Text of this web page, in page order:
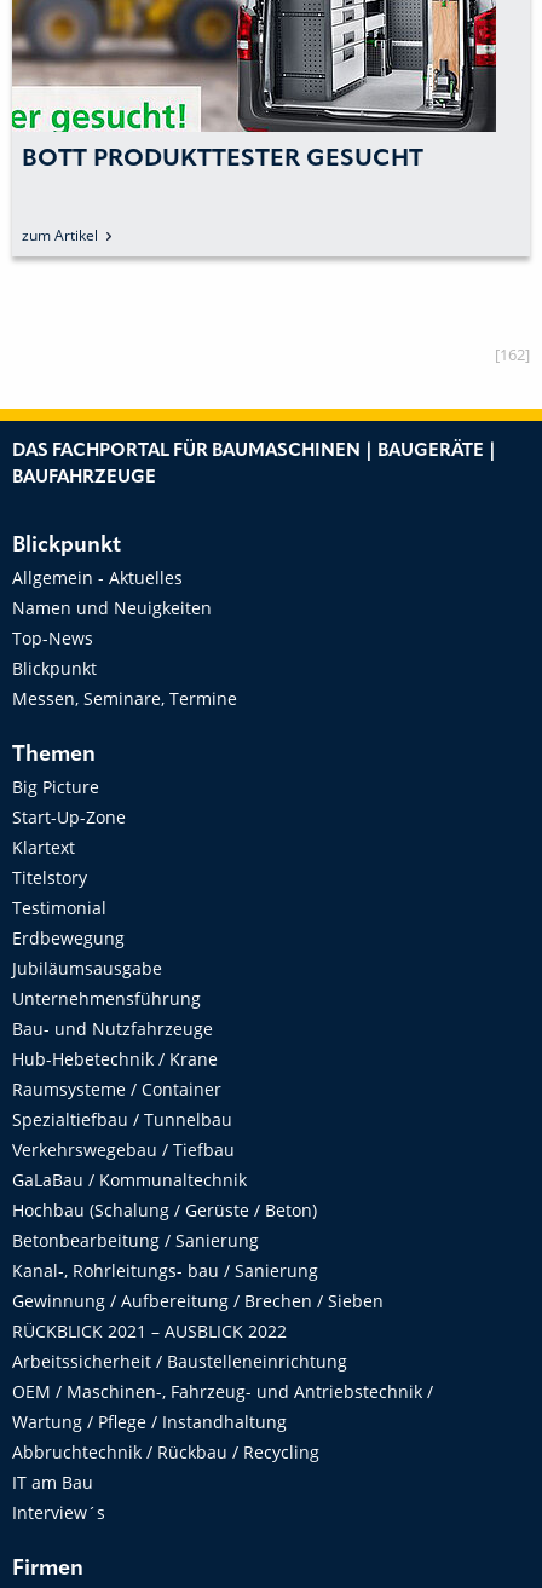
BOTT PRODUKTTESTER GESUCHT
zum Artikel
[162]
DAS FACHPORTAL FÜR BAUMASCHINEN | BAUGERÄTE |
BAUFAHRZEUGE
Blickpunkt
Allgemein - Aktuelles
Namen und Neuigkeiten
Top-News
Blickpunkt
Messen, Seminare, Termine
Themen
Big Picture
Start-Up-Zone
Klartext
Titelstory
Testimonial
Erdbewegung
Jubiläumsausgabe
Unternehmensführung
Bau- und Nutzfahrzeuge
Hub-Hebetechnik / Krane
Raumsysteme / Container
Spezialtiefbau / Tunnelbau
Verkehrswegebau / Tiefbau
GaLaBau / Kommunaltechnik
Hochbau (Schalung / Gerüste / Beton)
Betonbearbeitung / Sanierung
Kanal-, Rohrleitungs- bau / Sanierung
Gewinnung / Aufbereitung / Brechen / Sieben
RÜCKBLICK 2021 – AUSBLICK 2022
Arbeitssicherheit / Baustelleneinrichtung
OEM / Maschinen-, Fahrzeug- und Antriebstechnik /
Wartung / Pflege / Instandhaltung
Abbruchtechnik / Rückbau / Recycling
IT am Bau
Interview´s
Firmen